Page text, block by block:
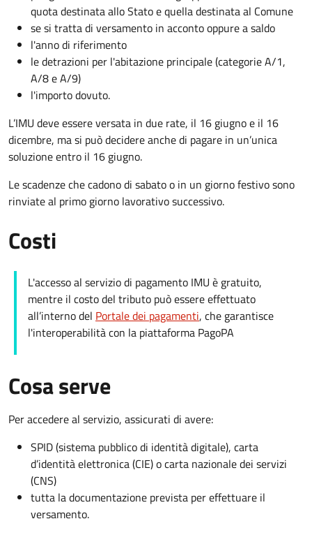
quota destinata allo Stato e quella destinata al Comune
se si tratta di versamento in acconto oppure a saldo
l'anno di riferimento
le detrazioni per l'abitazione principale (categorie A/1,
A/8 e A/9)
l'importo dovuto.
L’IMU deve essere versata in due rate, il 16 giugno e il 16
dicembre, ma si può decidere anche di pagare in un’unica
soluzione entro il 16 giugno.
Le scadenze che cadono di sabato o in un giorno festivo sono
rinviate al primo giorno lavorativo successivo.
Costi
L'accesso al servizio di pagamento IMU è gratuito,
mentre il costo del tributo può essere effettuato
all’interno del Portale dei pagamenti, che garantisce
l'interoperabilità con la piattaforma PagoPA
Cosa serve
Per accedere al servizio, assicurati di avere:
SPID (sistema pubblico di identità digitale), carta
d’identità elettronica (CIE) o carta nazionale dei servizi
(CNS)
tutta la documentazione prevista per effettuare il
versamento.